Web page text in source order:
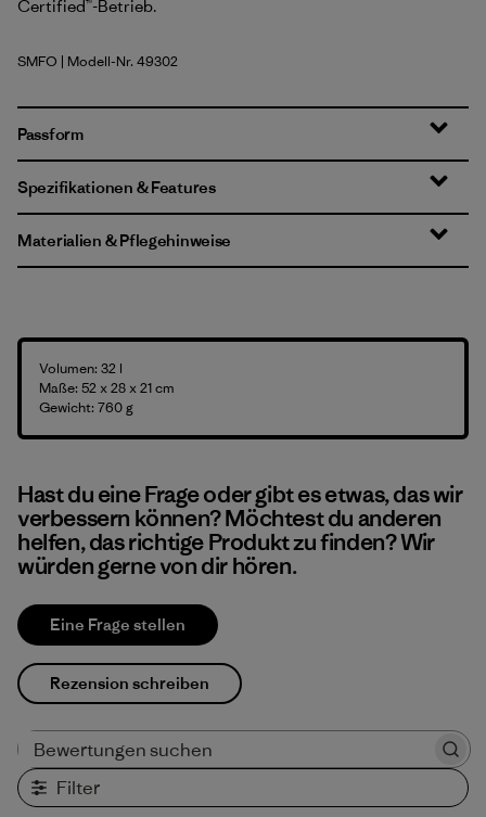
Certified™-Betrieb.
Smolder Blue w/Forge Grey
SMFO | Modell-Nr. 49302
Passform
Spezifikationen & Features
Materialien & Pflegehinweise
Volumen: 32 l
Maße: 52 x 28 x 21 cm
Gewicht: 760 g
Hast du eine Frage oder gibt es etwas, das wir
verbessern können? Möchtest du anderen
helfen, das richtige Produkt zu finden? Wir
würden gerne von dir hören.
Eine Frage stellen
Rezension schreiben
Filter